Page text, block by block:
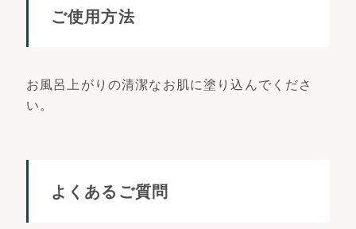
ご使用方法
お風呂上がりの清潔なお肌に塗り込んでくださ
い。
よくあるご質問